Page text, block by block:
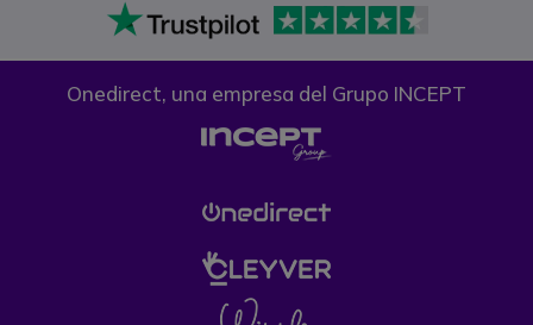
Onedirect, una empresa del Grupo INCEPT